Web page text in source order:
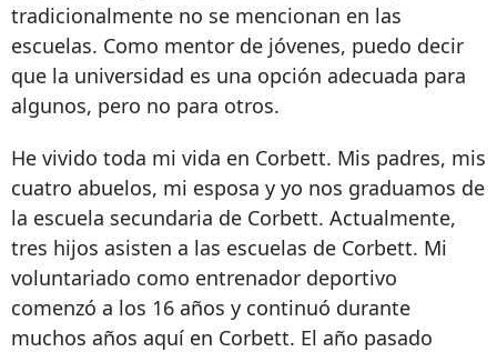
tradicionalmente no se mencionan en las
escuelas. Como mentor de jóvenes, puedo decir
que la universidad es una opción adecuada para
algunos, pero no para otros.
He vivido toda mi vida en Corbett. Mis padres, mis
cuatro abuelos, mi esposa y yo nos graduamos de
la escuela secundaria de Corbett. Actualmente,
tres hijos asisten a las escuelas de Corbett. Mi
voluntariado como entrenador deportivo
comenzó a los 16 años y continuó durante
muchos años aquí en Corbett. El año pasado